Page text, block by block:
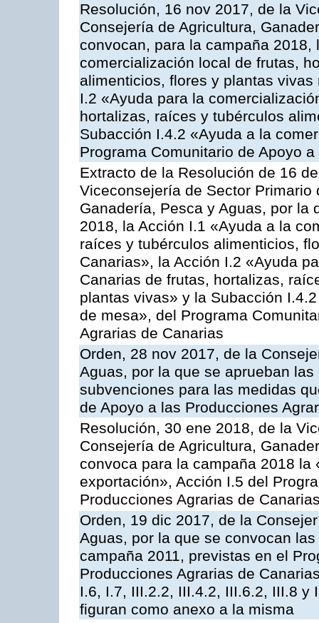
Resolución, 16 nov 2017, de la
Consejería de Agricultura,
convocan, para la campaña 2018,
comercialización local de frutas,
alimenticios, flores y plantas
I.2 «Ayuda para la
hortalizas, raíces y tubérculos
Subacción I.4.2 «Ayuda a la
Programa Comunitario de Apoyo
Extracto de la Resolución de 16
Viceconsejería de Sector
Ganadería, Pesca y Aguas, por la
2018, la Acción I.1 «Ayuda a la
raíces y tubérculos alimenticios,
Canarias», la Acción I.2 «Ayuda
Canarias de frutas, hortalizas,
plantas vivas» y la Subacción
de mesa», del Programa
Agrarias de Canarias
Orden, 28 nov 2017, de la
Aguas, por la que se aprueban
subvenciones para las medidas
de Apoyo a las Producciones
Resolución, 30 ene 2018, de la
Consejería de Agricultura,
convoca para la campaña 2018
exportación», Acción I.5 del
Producciones Agrarias de
Orden, 19 dic 2017, de la
Aguas, por la que se convocan
campaña 2011, previstas en el
Producciones Agrarias de
I.6, I.7, III.2.2, III.4.2, III.6.2, III.8 y
figuran como anexo a la misma